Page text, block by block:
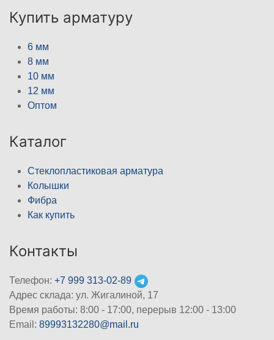
Купить арматуру
6 мм
8 мм
10 мм
12 мм
Оптом
Каталог
Стеклопластиковая арматура
Колышки
Фибра
Как купить
Контакты
Телефон: +7 999 313-02-89
Адрес склада: ул. Жигалиной, 17
Время работы: 8:00 - 17:00, перерыв 12:00 - 13:00
Email: 89993132280@mail.ru